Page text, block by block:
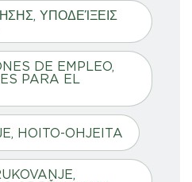
ΥΠΟΔΕΊΞΕΙΣ
DE EMPLEO,
PARA EL
HOITO-OHJEITA